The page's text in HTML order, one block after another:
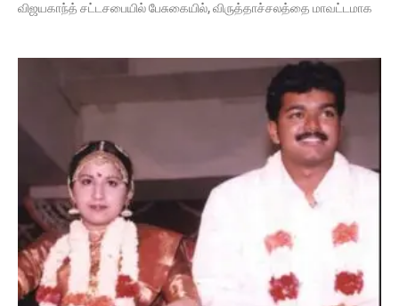
விஜயகாந்த் சட்டசபையில் பேசுகையில், விருத்தாச்சலத்தை மாவட்டமாக